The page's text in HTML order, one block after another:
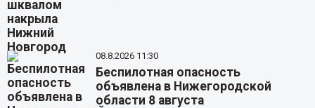
08.8.2026 11:30
Беспилотная опасность
объявлена в Нижегородской
области 8 августа